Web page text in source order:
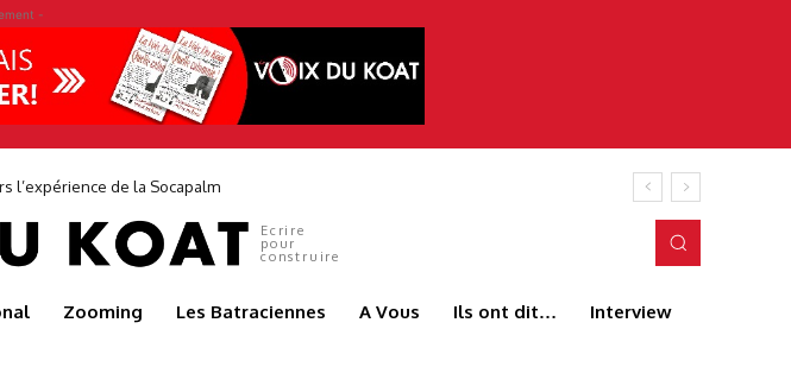
-
sont éclairées par les réalités du terrain. C’est précisément l’esprit
Ecrire
pour
construire
Zooming Les Batraciennes A Vous Ils ont dit… Interview